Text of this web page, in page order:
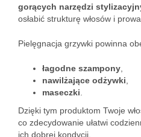
gorących narzędzi
osłabić strukturę włosów i
Pielęgnacja grzywki powinna
łagodne szampony
nawilżające odżywki
maseczki
Dzięki tym produktom Twoje
co zdecydowanie ułatwi
ich dobrej kondycji.